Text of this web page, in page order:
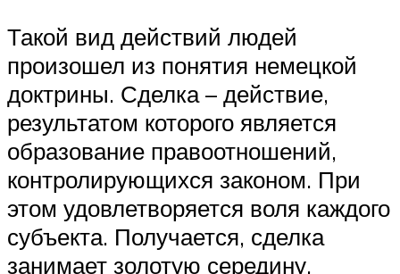
Такой вид действий людей
произошел из понятия немецкой
доктрины. Сделка – действие,
результатом которого является
образование правоотношений,
контролирующихся законом. При
этом удовлетворяется воля каждого
субъекта. Получается, сделка
занимает золотую середину,